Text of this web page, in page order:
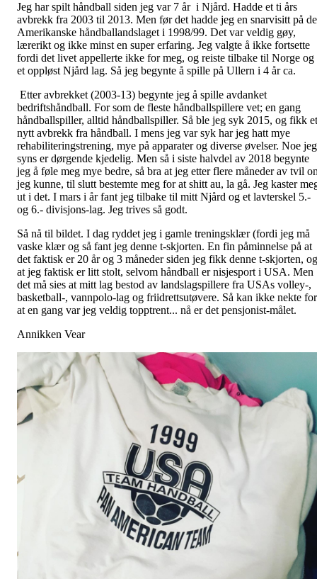
Jeg har spilt håndball siden jeg var 7 år i Njård. Hadde et ti års
avbrekk fra 2003 til 2013. Men før det hadde jeg en snarvisitt på
Amerikanske håndballandslaget i 1998/99. Det var veldig gøy,
lærerikt og ikke minst en super erfaring. Jeg valgte å ikke fortsette
fordi det livet appellerte ikke for meg, og reiste tilbake til Norge og
et oppløst Njård lag. Så jeg begynte å spille på Ullern i 4 år ca.
Etter avbrekket (2003-13) begynte jeg å spille avdanket
bedriftshåndball. For som de fleste håndballspillere vet; en gang
håndballspiller, alltid håndballspiller. Så ble jeg syk 2015, og fikk et
nytt avbrekk fra håndball. I mens jeg var syk har jeg hatt mye
rehabiliteringstrening, mye på apparater og diverse øvelser. Noe jeg
syns er dørgende kjedelig. Men så i siste halvdel av 2018 begynte
jeg å føle meg mye bedre, så bra at jeg etter flere måneder av tvil
jeg kunne, til slutt bestemte meg for at shitt au, la gå. Jeg kaster
ut i det. I mars i år fant jeg tilbake til mitt Njård og et lavterskel 5.-
og 6.- divisjons-lag. Jeg trives så godt.
Så nå til bildet. I dag ryddet jeg i gamle treningsklær (fordi jeg må
vaske klær og så fant jeg denne t-skjorten. En fin påminnelse på at
det faktisk er 20 år og 3 måneder siden jeg fikk denne t-skjorten, og
at jeg faktisk er litt stolt, selvom håndball er nisjesport i USA. Men
det må sies at mitt lag bestod av landslagspillere fra USAs volley-,
basketball-, vannpolo-lag og friidrettsutøvere. Så kan ikke nekte for
at en gang var jeg veldig topptrent... nå er det pensjonist-målet.
Annikken Vear